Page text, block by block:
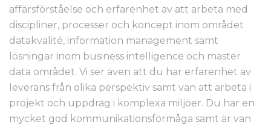
affärsförståelse och erfarenhet av att arbeta med
discipliner, processer och koncept inom området
datakvalité, information management samt
lösningar inom business intelligence och master
data området. Vi ser även att du har erfarenhet av
leverans från olika perspektiv samt van att arbeta i
projekt och uppdrag i komplexa miljöer. Du har en
mycket god kommunikationsförmåga samt är van